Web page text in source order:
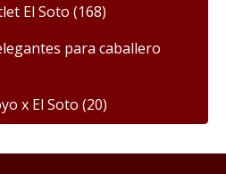
El Soto (168)
para caballero
x El Soto (20)